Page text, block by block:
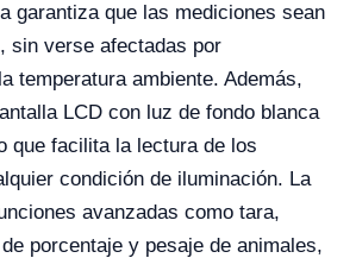
garantiza que las mediciones sean
sin verse afectadas por
temperatura ambiente. Además,
LCD con luz de fondo blanca
que facilita la lectura de los
condición de iluminación. La
avanzadas como tara,
porcentaje y pesaje de animales,